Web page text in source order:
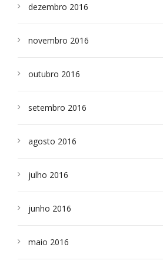
dezembro 2016
novembro 2016
outubro 2016
setembro 2016
agosto 2016
julho 2016
junho 2016
maio 2016